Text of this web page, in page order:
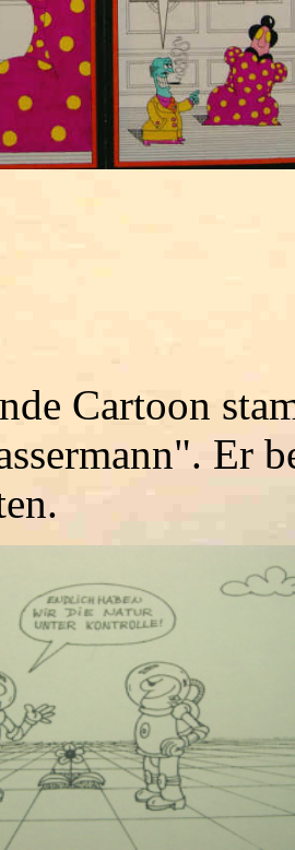
Cartoon
Er